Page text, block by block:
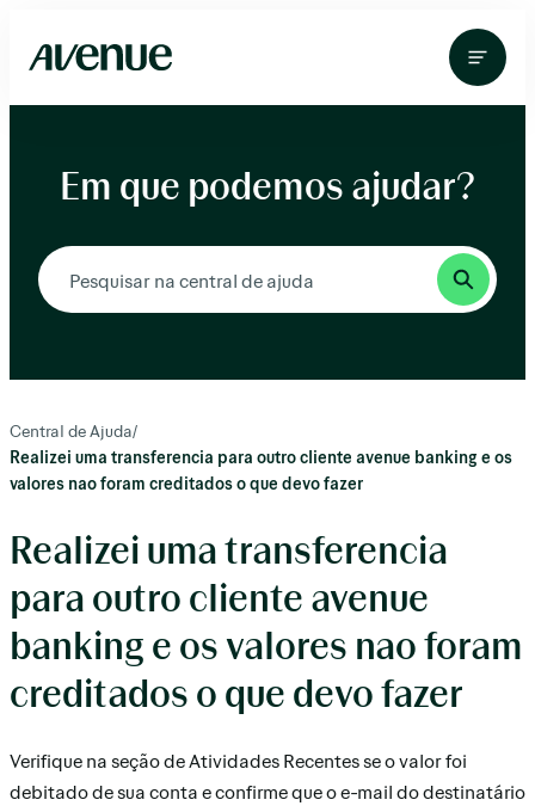
para
conteúdo
Em que podemos ajudar?
Central de Ajuda/
Realizei uma transferencia para outro cliente avenue banking e os
valores nao foram creditados o que devo fazer
Realizei uma transferencia
para outro cliente avenue
banking e os valores nao foram
creditados o que devo fazer
Verifique na seção de Atividades Recentes se o valor foi
debitado de sua conta e confirme que o e-mail do destinatário